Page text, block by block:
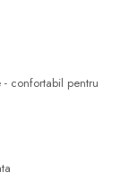
confortabil pentru